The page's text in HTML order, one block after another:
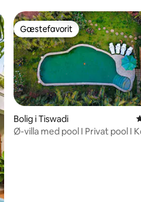
Gæstefavorit
Gæstefavorit
Bolig i Tiswadi
Ø-villa med pool I Privat pool I